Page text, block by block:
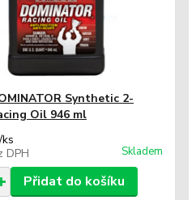
Synthetic 2-
Oil 946 ml
ks
DPH Skladem
Přidat do košíku